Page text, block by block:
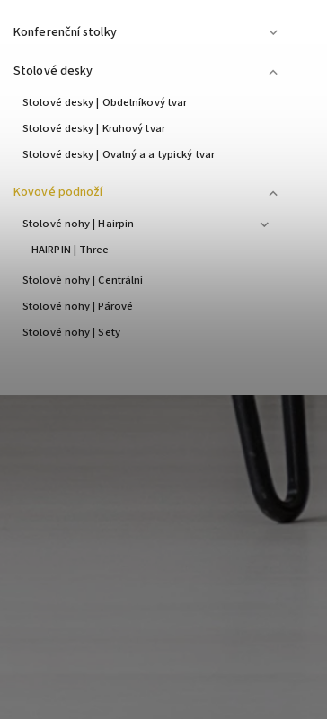
Konferenční stolky
Stolové desky
Stolové desky | Obdelníkový tvar
Stolové desky | Kruhový tvar
Stolové desky | Ovalný a a typický tvar
Kovové podnoží
Stolové nohy | Hairpin
HAIRPIN | Three
Stolové nohy | Centrální
Stolové nohy | Párové
Stolové nohy | Sety